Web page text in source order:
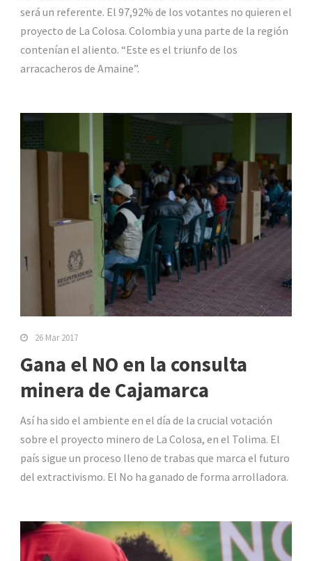
será un referente. El 97,92% de los votantes no quieren el
proyecto de La Colosa. Colombia y una parte de la región
contenían el aliento. “Este es el triunfo de los
arracacheros de Amaine”.
26 Mar 2017
Gana el NO en la consulta
minera de Cajamarca
Así ha sido el ambiente en el día de la crucial votación
sobre el proyecto minero de La Colosa, en el Tolima. El
país sigue un proceso lleno de trabas que marca el futuro
del extractivismo. El No ha ganado de forma arrolladora.